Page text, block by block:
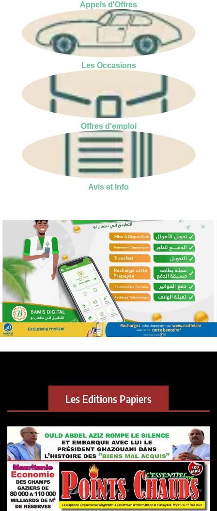
Appels d'Offres
Les Occasions
Offres d'emploi
Avis et Info
Les Editions Papiers